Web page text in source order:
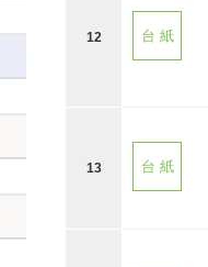
12 台 紙
13 台 紙